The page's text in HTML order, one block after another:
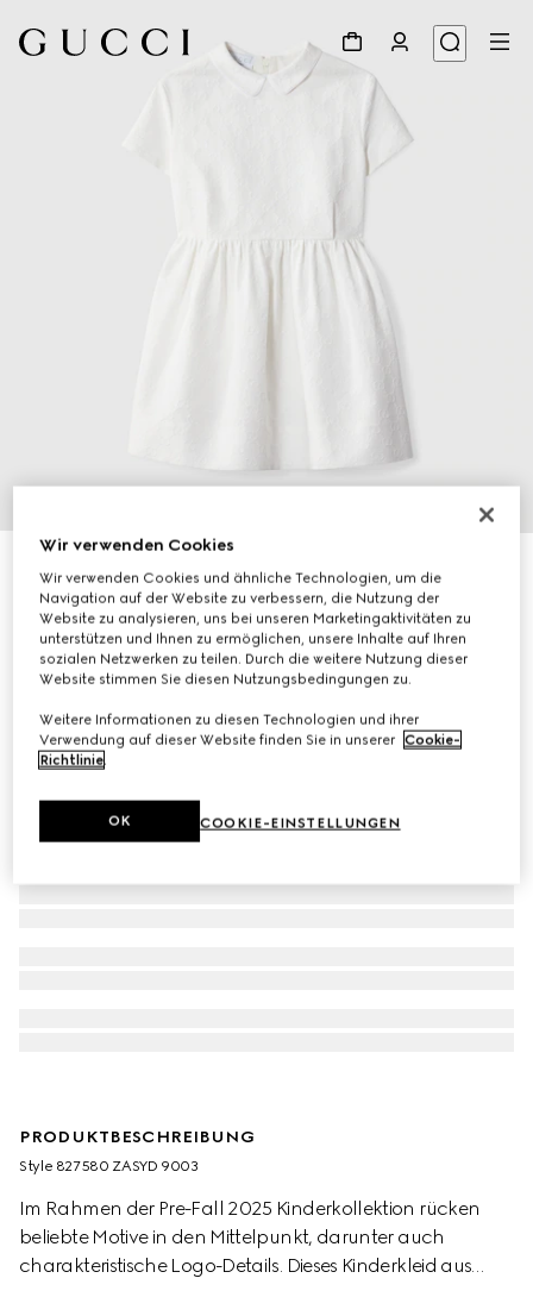
Kinderkleid aus GG Baumwolle
€ 750
PRODUKTBESCHREIBUNG
Style ‎827580 ZASYD 9003
Im Rahmen der Pre-Fall 2025 Kinderkollektion rücken
beliebte Motive in den Mittelpunkt, darunter auch
charakteristische Logo-Details. Dieses Kinderkleid aus
Wir verwenden Cookies
Wir verwenden Cookies und ähnliche Technologien, um die
Navigation auf der Website zu verbessern, die Nutzung der
Website zu analysieren, uns bei unseren Marketingaktivitäten zu
unterstützen und Ihnen zu ermöglichen, unsere Inhalte auf Ihren
sozialen Netzwerken zu teilen. Durch die weitere Nutzung dieser
Website stimmen Sie diesen Nutzungsbedingungen zu.
Weitere Informationen zu diesen Technologien und ihrer
Verwendung auf dieser Website finden Sie in unserer Cookie-
Richtlinie.
COOKIE-EINSTELLUNGEN
OK